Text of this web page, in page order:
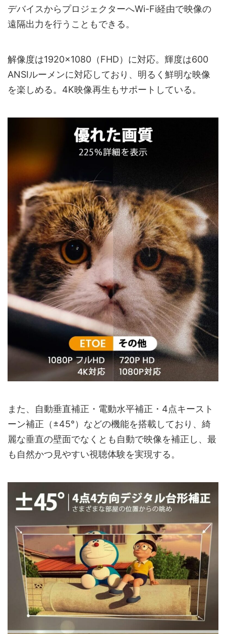
デバイスからプロジェクターへWi-Fi経由で映像の
遠隔出力を行うこともできる。
解像度は1920×1080（FHD）に対応。輝度は600
ANSIルーメンに対応しており、明るく鮮明な映像
を楽しめる。4K映像再生もサポートしている。
また、自動垂直補正・電動水平補正・4点キースト
ーン補正（±45°）などの機能を搭載しており、綺
麗な垂直の壁面でなくとも自動で映像を補正し、最
も自然かつ見やすい視聴体験を実現する。